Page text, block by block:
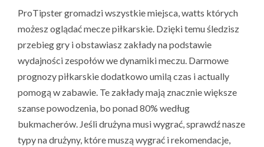
ProTipster gromadzi wszystkie miejsca, watts których
możesz oglądać mecze piłkarskie. Dzięki temu śledzisz
przebieg gry i obstawiasz zakłady na podstawie
wydajności zespołów we dynamiki meczu. Darmowe
prognozy piłkarskie dodatkowo umilą czas i actually
pomogą w zabawie. Te zakłady mają znacznie większe
szanse powodzenia, bo ponad 80% według
bukmacherów. Jeśli drużyna musi wygrać, sprawdź nasze
typy na drużyny, które muszą wygrać i rekomendacje,